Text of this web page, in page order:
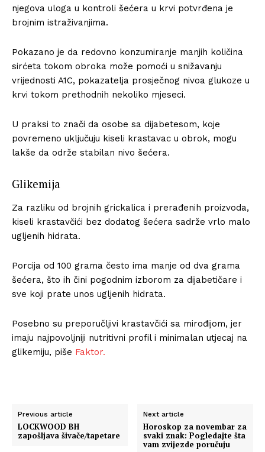
njegova uloga u kontroli šećera u krvi potvrđena je
brojnim istraživanjima.
Pokazano je da redovno konzumiranje manjih količina
sirćeta tokom obroka može pomoći u snižavanju
vrijednosti A1C, pokazatelja prosječnog nivoa glukoze u
krvi tokom prethodnih nekoliko mjeseci.
U praksi to znači da osobe sa dijabetesom, koje
povremeno uključuju kiseli krastavac u obrok, mogu
lakše da održe stabilan nivo šećera.
Glikemija
Za razliku od brojnih grickalica i prerađenih proizvoda,
kiseli krastavčići bez dodatog šećera sadrže vrlo malo
ugljenih hidrata.
Porcija od 100 grama često ima manje od dva grama
šećera, što ih čini pogodnim izborom za dijabetičare i
sve koji prate unos ugljenih hidrata.
Posebno su preporučljivi krastavčići sa mirođijom, jer
imaju najpovoljniji nutritivni profil i minimalan utjecaj na
glikemiju, piše Faktor.
Previous article
LOCKWOOD BH
zapošljava šivače/tapetare
Next article
Horoskop za novembar za
svaki znak: Pogledajte šta
vam zvijezde poručuju